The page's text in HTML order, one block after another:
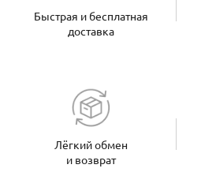
Быстрая и бесплатная
доставка
Лёгкий обмен
и возврат